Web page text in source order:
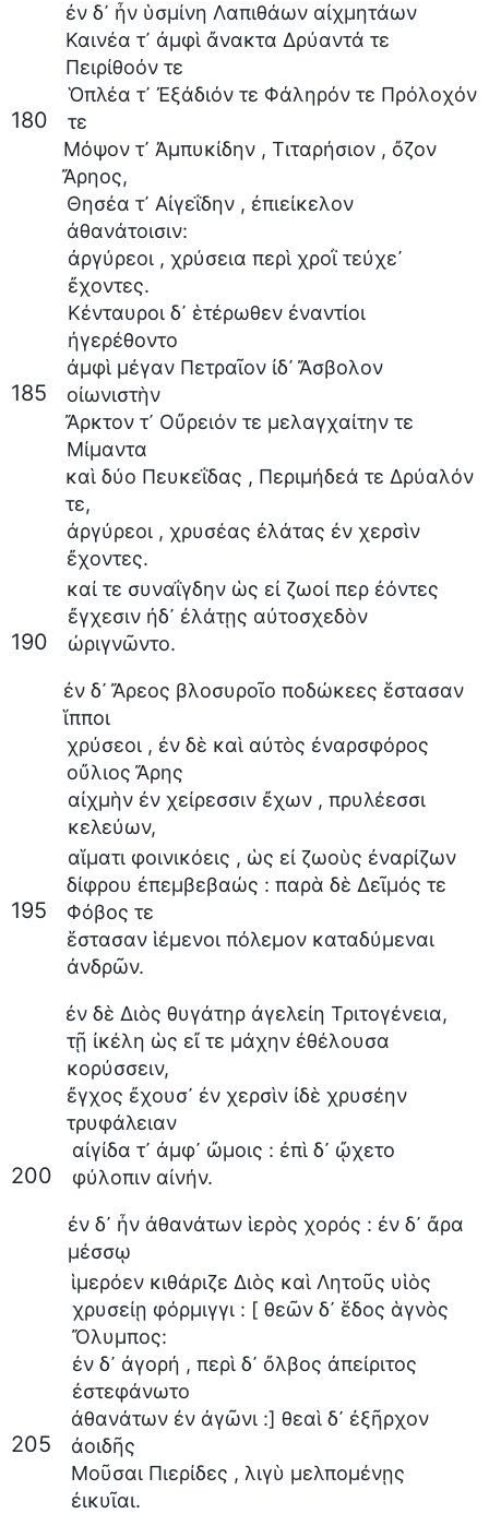
ἐν δ᾽ ἦν ὑσμίνη Λαπιθάων αἰχμητάων
Καινέα τ᾽ ἀμφὶ ἄνακτα Δρύαντά τε
Πειρίθοόν τε
180
Ὁπλέα τ᾽ Ἐξάδιόν τε Φάληρόν τε Πρόλοχόν
τε
Μόψον τ᾽ Ἀμπυκίδην , Τιταρήσιον , ὄζον
Ἄρηος,
Θησέα τ᾽ Αἰγεΐδην , ἐπιείκελον
ἀθανάτοισιν:
ἀργύρεοι , χρύσεια περὶ χροῒ τεύχε᾽
ἔχοντες.
Κένταυροι δ᾽ ἑτέρωθεν ἐναντίοι
ἠγερέθοντο
185
ἀμφὶ μέγαν Πετραῖον ἰδ᾽ Ἄσβολον
οἰωνιστὴν
Ἄρκτον τ᾽ Οὔρειόν τε μελαγχαίτην τε
Μίμαντα
καὶ δύο Πευκεΐδας , Περιμήδεά τε Δρύαλόν
τε,
ἀργύρεοι , χρυσέας ἐλάτας ἐν χερσὶν
ἔχοντες.
καί τε συναΐγδην ὡς εἰ ζωοί περ ἐόντες
190
ἔγχεσιν ἠδ᾽ ἐλάτῃς αὐτοσχεδὸν
ὠριγνῶντο.
ἐν δ᾽ Ἄρεος βλοσυροῖο ποδώκεες ἕστασαν
ἵπποι
χρύσεοι , ἐν δὲ καὶ αὐτὸς ἐναρσφόρος
οὔλιος Ἄρης
αἰχμὴν ἐν χείρεσσιν ἔχων , πρυλέεσσι
κελεύων,
αἵματι φοινικόεις , ὡς εἰ ζωοὺς ἐναρίζων
195
δίφρου ἐπεμβεβαώς : παρὰ δὲ Δεῖμός τε
Φόβος τε
ἕστασαν ἱέμενοι πόλεμον καταδύμεναι
ἀνδρῶν.
ἐν δὲ Διὸς θυγάτηρ ἀγελείη Τριτογένεια,
τῇ ἰκέλη ὡς εἴ τε μάχην ἐθέλουσα
κορύσσειν,
ἔγχος ἔχουσ᾽ ἐν χερσὶν ἰδὲ χρυσέην
τρυφάλειαν
200
αἰγίδα τ᾽ ἀμφ᾽ ὤμοις : ἐπὶ δ᾽ ᾤχετο
φύλοπιν αἰνήν.
ἐν δ᾽ ἦν ἀθανάτων ἱερὸς χορός : ἐν δ᾽ ἄρα
μέσσῳ
ἱμερόεν κιθάριζε Διὸς καὶ Λητοῦς υἱὸς
χρυσείῃ φόρμιγγι : [ θεῶν δ᾽ ἕδος ἁγνὸς
Ὄλυμπος:
ἐν δ᾽ ἀγορή , περὶ δ᾽ ὄλβος ἀπείριτος
ἐστεφάνωτο
205
ἀθανάτων ἐν ἀγῶνι :] θεαὶ δ᾽ ἐξῆρχον
ἀοιδῆς
Μοῦσαι Πιερίδες , λιγὺ μελπομένῃς
ἐικυῖαι.